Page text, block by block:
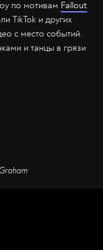
по мотивам Fallout
TikTok и других
с место событий.
и танцы в грязи